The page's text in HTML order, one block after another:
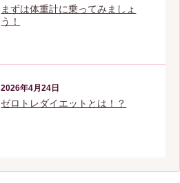
まずは体重計に乗ってみましょ
う！
2026年4月24日
ゼロトレダイエットとは！？